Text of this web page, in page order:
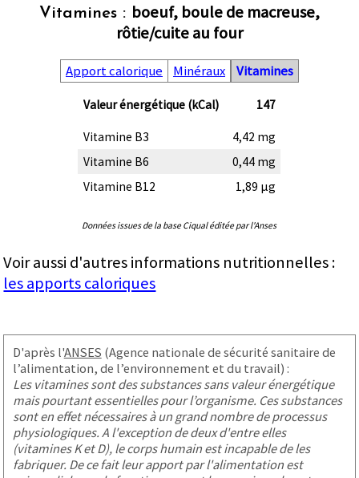
Vitamines : boeuf, boule de macreuse,
rôtie/cuite au four
Apport calorique Minéraux Vitamines
Valeur énergétique (kCal) 147
Vitamine B3
4,42 mg
Vitamine B6
0,44 mg
Vitamine B12
1,89 µg
Données issues de la base Ciqual éditée par l'Anses
Voir aussi d'autres informations nutritionnelles :
les apports caloriques
D'après l'ANSES (Agence nationale de sécurité sanitaire de
l’alimentation, de l’environnement et du travail) :
Les vitamines sont des substances sans valeur énergétique
mais pourtant essentielles pour l’organisme. Ces substances
sont en effet nécessaires à un grand nombre de processus
physiologiques. A l'exception de deux d'entre elles
(vitamines K et D), le corps humain est incapable de les
fabriquer. De ce fait leur apport par l'alimentation est